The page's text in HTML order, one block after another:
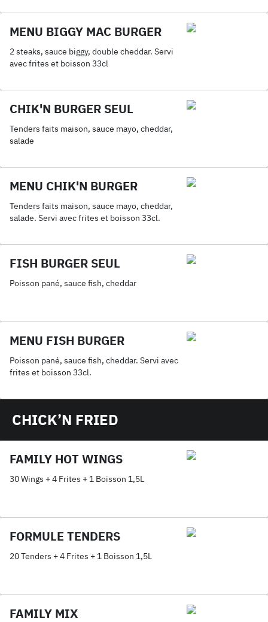
MENU BIGGY MAC BURGER
2 steaks, sauce biggy, double cheddar. Servi
avec frites et boisson 33cl
CHIK'N BURGER SEUL
Tenders faits maison, sauce mayo, cheddar,
salade
MENU CHIK'N BURGER
Tenders faits maison, sauce mayo, cheddar,
salade. Servi avec frites et boisson 33cl.
FISH BURGER SEUL
Poisson pané, sauce fish, cheddar
MENU FISH BURGER
Poisson pané, sauce fish, cheddar. Servi avec
frites et boisson 33cl.
CHICK’N FRIED
FAMILY HOT WINGS
30 Wings + 4 Frites + 1 Boisson 1,5L
FORMULE TENDERS
20 Tenders + 4 Frites + 1 Boisson 1,5L
FAMILY MIX